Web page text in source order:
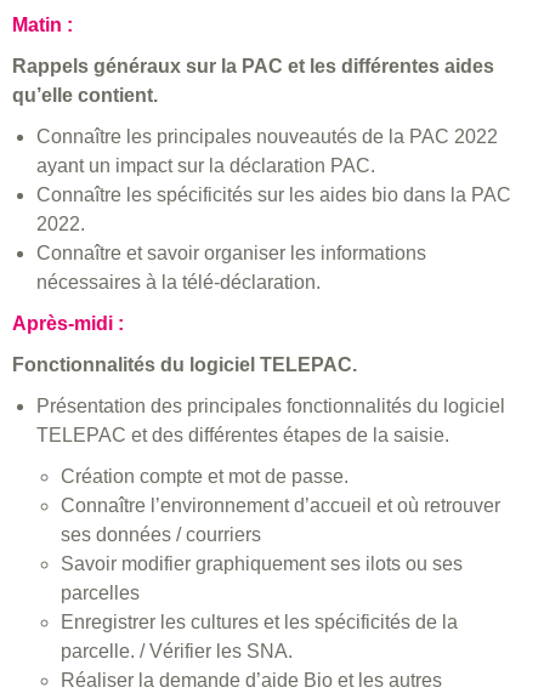
Matin :
Rappels généraux sur la PAC et les différentes aides
qu’elle contient.
Connaître les principales nouveautés de la PAC 2022
ayant un impact sur la déclaration PAC.
Connaître les spécificités sur les aides bio dans la PAC
2022.
Connaître et savoir organiser les informations
nécessaires à la télé-déclaration.
Après-midi :
Fonctionnalités du logiciel TELEPAC.
Présentation des principales fonctionnalités du logiciel
TELEPAC et des différentes étapes de la saisie.
Création compte et mot de passe.
Connaître l’environnement d’accueil et où retrouver
ses données / courriers
Savoir modifier graphiquement ses ilots ou ses
parcelles
Enregistrer les cultures et les spécificités de la
parcelle. / Vérifier les SNA.
Réaliser la demande d’aide Bio et les autres